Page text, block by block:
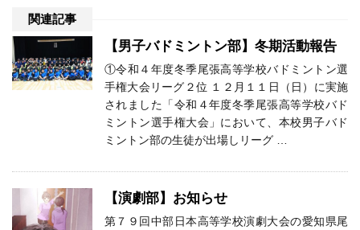
関連記事
【男子バドミントン部】冬期活動報告
①令和４年度冬季尾張高等学校バドミントン選
手権大会リーグ２位 １２月１１日（日）に実施
されました「令和４年度冬季尾張高等学校バド
ミントン選手権大会」において、本校男子バド
ミントン部の生徒が出場しリーグ …
【演劇部】お知らせ
第７９回中部日本高等学校演劇大会の愛知県尾